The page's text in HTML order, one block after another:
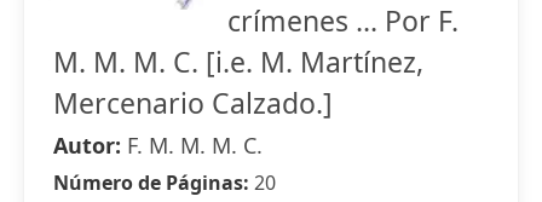
crímenes ... Por F.
M. M. M. C. [i.e. M. Martínez,
Mercenario Calzado.]
Autor: F. M. M. M. C.
Número de Páginas: 20